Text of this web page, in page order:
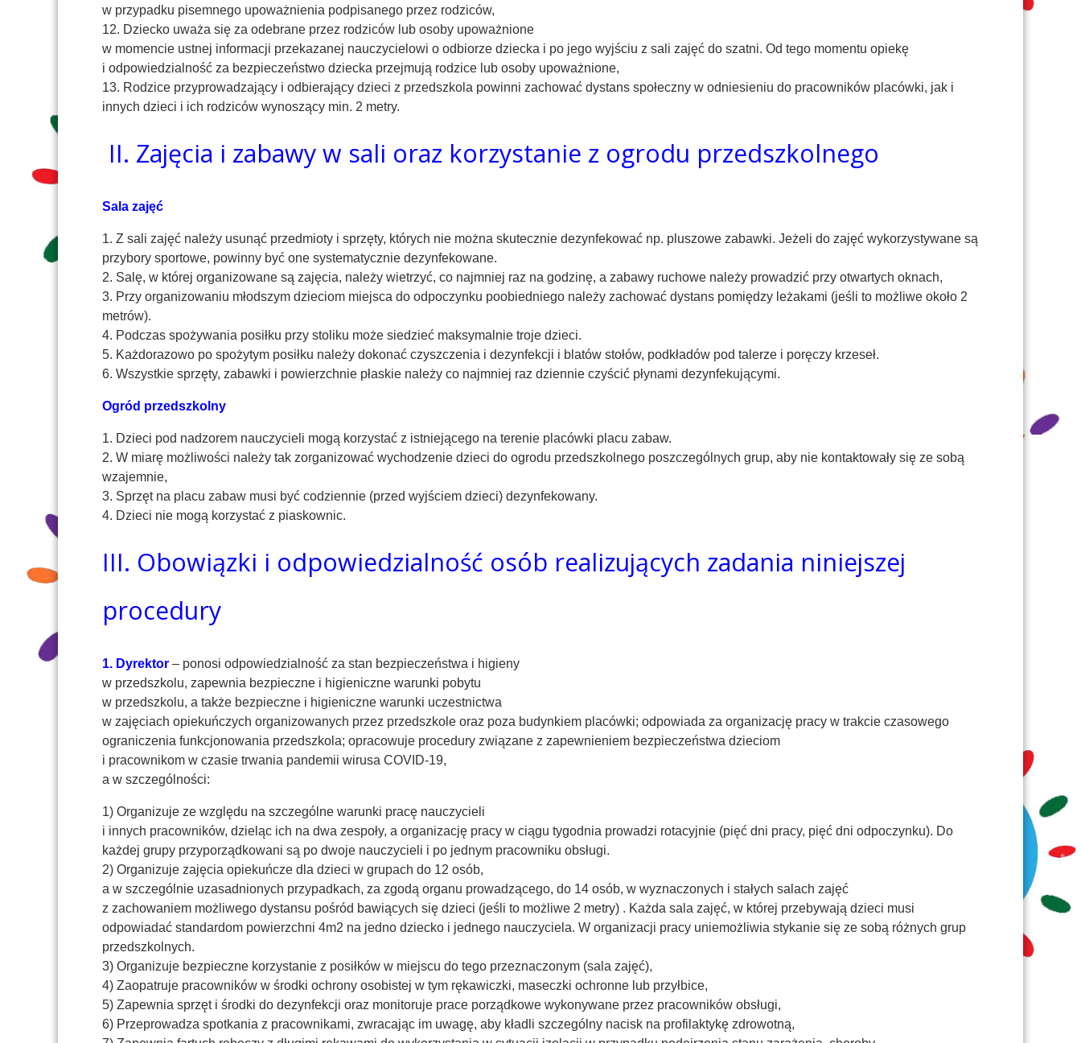
w przypadku pisemnego upoważnienia podpisanego przez rodziców,
12. Dziecko uważa się za odebrane przez rodziców lub osoby upoważnione
w momencie ustnej informacji przekazanej nauczycielowi o odbiorze dziecka i po jego wyjściu z sali zajęć do szatni. Od tego momentu opiekę
i odpowiedzialność za bezpieczeństwo dziecka przejmują rodzice lub osoby upoważnione,
13. Rodzice przyprowadzający i odbierający dzieci z przedszkola powinni zachować dystans społeczny w odniesieniu do pracowników placówki, jak i
innych dzieci i ich rodziców wynoszący min. 2 metry.
II. Zajęcia i zabawy w sali oraz korzystanie z ogrodu przedszkolnego
Sala zajęć
1. Z sali zajęć należy usunąć przedmioty i sprzęty, których nie można skutecznie dezynfekować np. pluszowe zabawki. Jeżeli do zajęć wykorzystywane są
przybory sportowe, powinny być one systematycznie dezynfekowane.
2. Salę, w której organizowane są zajęcia, należy wietrzyć, co najmniej raz na godzinę, a zabawy ruchowe należy prowadzić przy otwartych oknach,
3. Przy organizowaniu młodszym dzieciom miejsca do odpoczynku poobiedniego należy zachować dystans pomiędzy leżakami (jeśli to możliwe około 2
metrów).
4. Podczas spożywania posiłku przy stoliku może siedzieć maksymalnie troje dzieci.
5. Każdorazowo po spożytym posiłku należy dokonać czyszczenia i dezynfekcji i blatów stołów, podkładów pod talerze i poręczy krzeseł.
6. Wszystkie sprzęty, zabawki i powierzchnie płaskie należy co najmniej raz dziennie czyścić płynami dezynfekującymi.
Ogród przedszkolny
1. Dzieci pod nadzorem nauczycieli mogą korzystać z istniejącego na terenie placówki placu zabaw.
2. W miarę możliwości należy tak zorganizować wychodzenie dzieci do ogrodu przedszkolnego poszczególnych grup, aby nie kontaktowały się ze sobą
wzajemnie,
3. Sprzęt na placu zabaw musi być codziennie (przed wyjściem dzieci) dezynfekowany.
4. Dzieci nie mogą korzystać z piaskownic.
III. Obowiązki i odpowiedzialność osób realizujących zadania niniejszej
procedury
1. Dyrektor – ponosi odpowiedzialność za stan bezpieczeństwa i higieny
w przedszkolu, zapewnia bezpieczne i higieniczne warunki pobytu
w przedszkolu, a także bezpieczne i higieniczne warunki uczestnictwa
w zajęciach opiekuńczych organizowanych przez przedszkole oraz poza budynkiem placówki; odpowiada za organizację pracy w trakcie czasowego
ograniczenia funkcjonowania przedszkola; opracowuje procedury związane z zapewnieniem bezpieczeństwa dzieciom
i pracownikom w czasie trwania pandemii wirusa COVID-19,
a w szczególności:
1) Organizuje ze względu na szczególne warunki pracę nauczycieli
i innych pracowników, dzieląc ich na dwa zespoły, a organizację pracy w ciągu tygodnia prowadzi rotacyjnie (pięć dni pracy, pięć dni odpoczynku). Do
każdej grupy przyporządkowani są po dwoje nauczycieli i po jednym pracowniku obsługi.
2) Organizuje zajęcia opiekuńcze dla dzieci w grupach do 12 osób,
a w szczególnie uzasadnionych przypadkach, za zgodą organu prowadzącego, do 14 osób, w wyznaczonych i stałych salach zajęć
z zachowaniem możliwego dystansu pośród bawiących się dzieci (jeśli to możliwe 2 metry) . Każda sala zajęć, w której przebywają dzieci musi
odpowiadać standardom powierzchni 4m2 na jedno dziecko i jednego nauczyciela. W organizacji pracy uniemożliwia stykanie się ze sobą różnych grup
przedszkolnych.
3) Organizuje bezpieczne korzystanie z posiłków w miejscu do tego przeznaczonym (sala zajęć),
4) Zaopatruje pracowników w środki ochrony osobistej w tym rękawiczki, maseczki ochronne lub przyłbice,
5) Zapewnia sprzęt i środki do dezynfekcji oraz monitoruje prace porządkowe wykonywane przez pracowników obsługi,
6) Przeprowadza spotkania z pracownikami, zwracając im uwagę, aby kładli szczególny nacisk na profilaktykę zdrowotną,